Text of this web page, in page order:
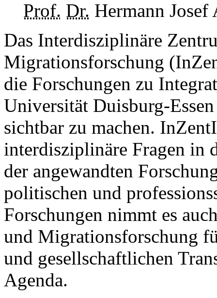
Prof. Dr. Hermann Josef
Das Interdisziplinäre
Migrationsforschung
die Forschungen zu
Universität Duisburg-Essen
sichtbar zu machen.
interdisziplinäre Fragen in
der angewandten
politischen und
Forschungen nimmt es
und Migrationsforschung
und gesellschaftlichen
Agenda.